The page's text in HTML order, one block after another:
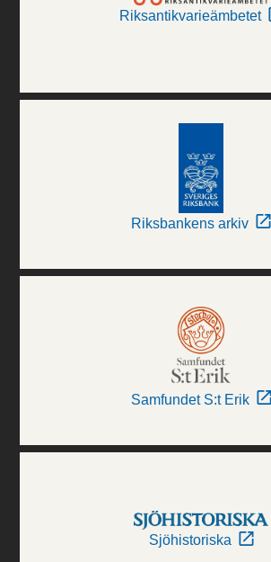
Riksantikvarieämbetet
Riksbankens arkiv
Samfundet S:t Erik
Sjöhistoriska